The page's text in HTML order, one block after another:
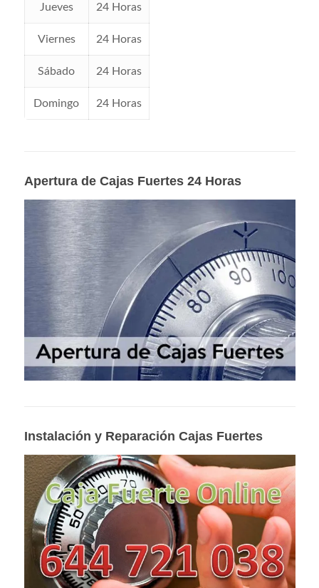
Jueves 24 Horas
Viernes 24 Horas
Sábado 24 Horas
Domingo 24 Horas
Apertura de Cajas Fuertes 24 Horas
Instalación y Reparación Cajas Fuertes